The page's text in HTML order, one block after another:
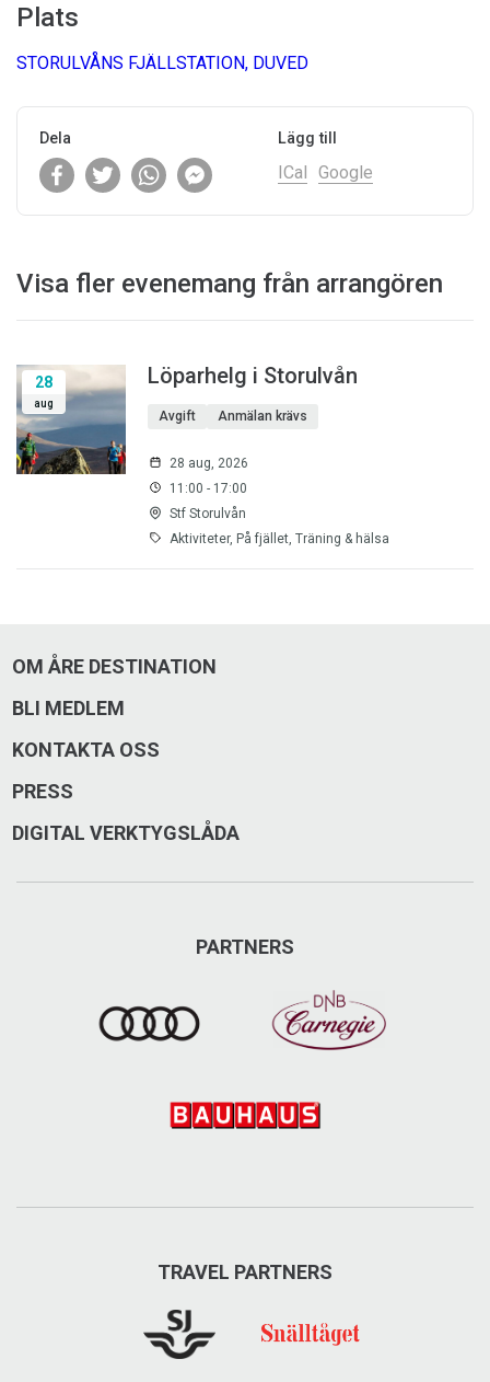
Plats
STORULVÅNS FJÄLLSTATION, DUVED
Dela Lägg till
ICal Google
Visa fler evenemang från arrangören
28
aug
Löparhelg i Storulvån
Avgift Anmälan krävs
28 aug, 2026
11:00 - 17:00
Stf Storulvån
Aktiviteter, På fjället, Träning & hälsa
OM ÅRE DESTINATION
BLI MEDLEM
KONTAKTA OSS
PRESS
DIGITAL VERKTYGSLÅDA
PARTNERS
TRAVEL PARTNERS